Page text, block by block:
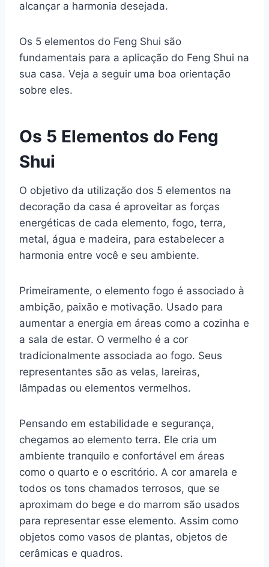
alcançar a harmonia desejada.
Os 5 elementos do Feng Shui são
fundamentais para a aplicação do Feng Shui na
sua casa. Veja a seguir uma boa orientação
sobre eles.
Os 5 Elementos do Feng
Shui
O objetivo da utilização dos 5 elementos na
decoração da casa é aproveitar as forças
energéticas de cada elemento, fogo, terra,
metal, água e madeira, para estabelecer a
harmonia entre você e seu ambiente.
Primeiramente, o elemento fogo é associado à
ambição, paixão e motivação. Usado para
aumentar a energia em áreas como a cozinha e
a sala de estar. O vermelho é a cor
tradicionalmente associada ao fogo. Seus
representantes são as velas, lareiras,
lâmpadas ou elementos vermelhos.
Pensando em estabilidade e segurança,
chegamos ao elemento terra. Ele cria um
ambiente tranquilo e confortável em áreas
como o quarto e o escritório. A cor amarela e
todos os tons chamados terrosos, que se
aproximam do bege e do marrom são usados
para representar esse elemento. Assim como
objetos como vasos de plantas, objetos de
cerâmicas e quadros.